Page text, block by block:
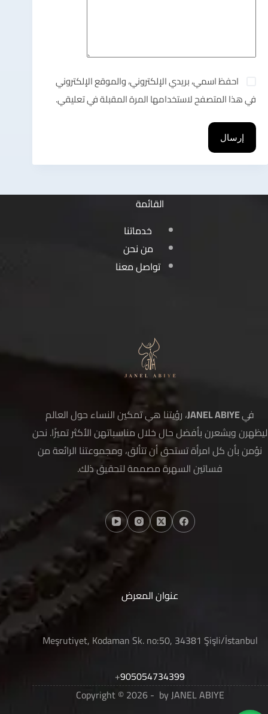
احفظ اسمي، بريدي الإلكتروني، والموقع الإلكتروني
في هذا المتصفح لاستخدامها المرة المقبلة في تعليقي.
إرسال
القائمة
خدماتنا
من نحن
تواصل معنا
فيJANEL ABIYE
، رؤيتنا هي تمكين النساء حول العالم
ليظهرن ويشعرن بأفضل حال خلال مناسباتهن الأكثر تميزًا. نحن
نؤمن بأن كل امرأة تستحق أن تتألق، ومجموعتنا الرائعة من
فساتين السهرة مصممة لتحقيق ذلك.
عنوان المعرض
Meşrutiyet, Kodaman Sk. no:50, 34381 Şişli/İstanbul
905054734399
+
Copyright © 2026 - by JANEL ABIYE